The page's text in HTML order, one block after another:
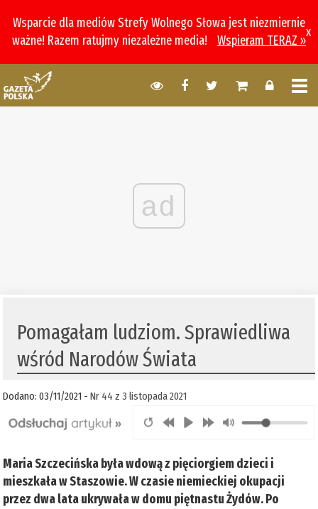
Wsparcie dla mediów Strefy Wolnego Słowa jest niezmiernie
ważne! Razem ratujmy niezależne media!
Wspieram TERAZ »
x
ad
Pomagałam ludziom. Sprawiedliwa
wśród Narodów Świata
Dodano: 03/11/2021 -Nr 44 z 3 listopada 2021
Maria Szczecińska była wdową z pięciorgiem dzieci i
mieszkała w Staszowie. W czasie niemieckiej okupacji
przez dwa lata ukrywała w domu piętnastu Żydów. Po